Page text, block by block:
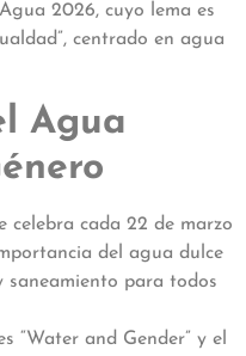
2026, cuyo lema es
centrado en agua
Agua
celebra cada 22 de marzo
del agua dulce
para todos
“Water and Gender” y el